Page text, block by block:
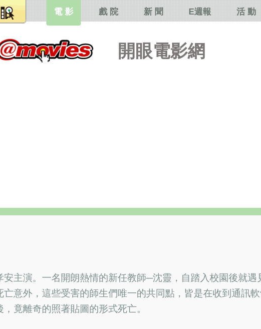
開眼電影網
電 影 戲 院 新 聞 E週報 活 動
安主演。一名開朗熱情的新任教師─沈靈，自踏入校園後就遇
亡意外，這些受害的師生們唯一的共同點，皆是在收到通訊
竟離奇的照著貼圖的形式死亡。